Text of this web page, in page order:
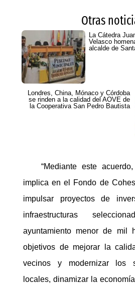
Otras
La Cátedra
Velasco
alcalde de
Londres, China, Mónaco y Córdoba
se rinden a la calidad del AOVE de
la Cooperativa San Pedro Bautista
“Mediante este
implica en el Fondo de
impulsar proyectos de
infraestructuras
ayuntamiento menor de mil
objetivos de mejorar la
vecinos y modernizar los
locales, dinamizar la